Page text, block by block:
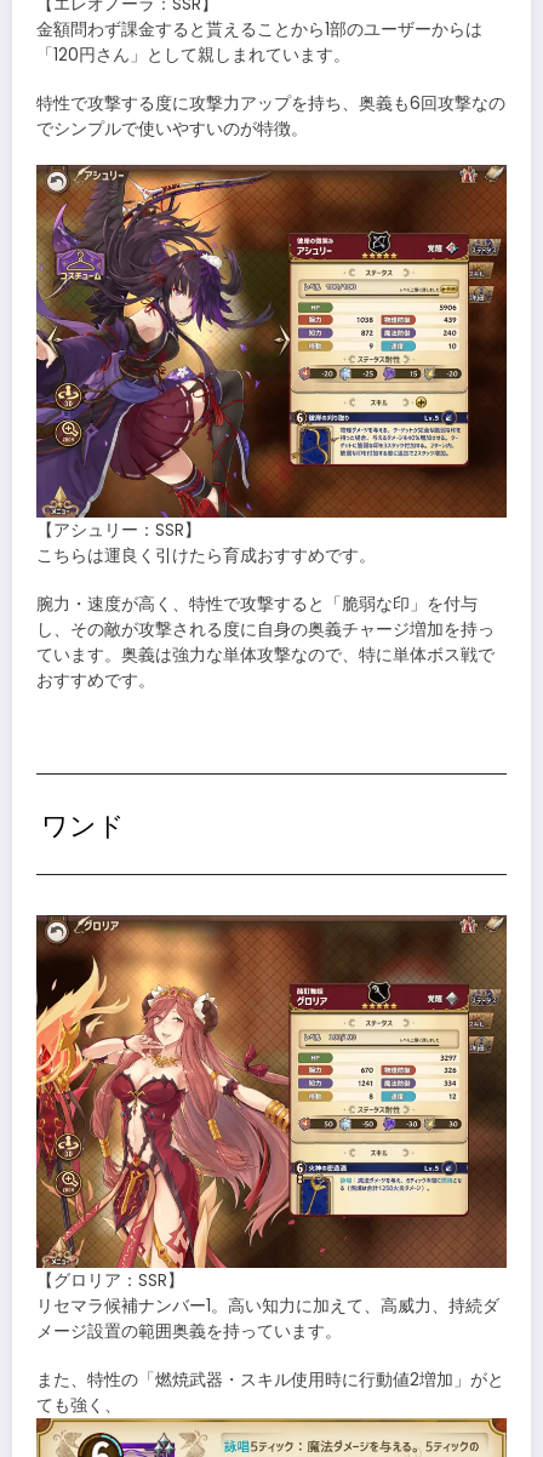
金額問わず課金すると貰えることから1部のユーザーからは
「120円さん」として親しまれています。
特性で攻撃する度に攻撃力アップを持ち、奥義も6回攻撃なの
でシンプルで使いやすいのが特徴。
【アシュリー：SSR】
こちらは運良く引けたら育成おすすめです。
腕力・速度が高く、特性で攻撃すると「脆弱な印」を付与
し、その敵が攻撃される度に自身の奥義チャージ増加を持っ
ています。奥義は強力な単体攻撃なので、特に単体ボス戦で
おすすめです。
ワンド
【グロリア：SSR】
リセマラ候補ナンバー1。高い知力に加えて、高威力、持続ダ
メージ設置の範囲奥義を持っています。
また、特性の「燃焼武器・スキル使用時に行動値2増加」がと
ても強く、